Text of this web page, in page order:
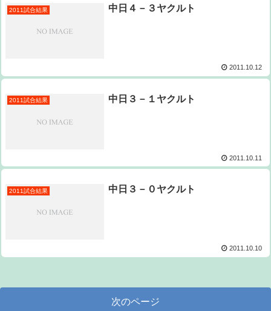
2011試合結果 中日４－３ヤクルト
2011.10.12
2011試合結果 中日３－１ヤクルト
2011.10.11
2011試合結果 中日３－０ヤクルト
2011.10.10
次のページ